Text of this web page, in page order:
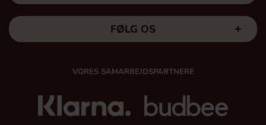
FØLG OS
VORES SAMARBEJDSPARTNERE